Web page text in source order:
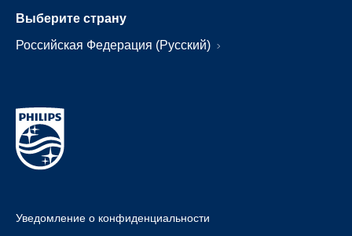
Выберите страну
Российская Федерация (Русский)
Уведомление о конфиденциальности